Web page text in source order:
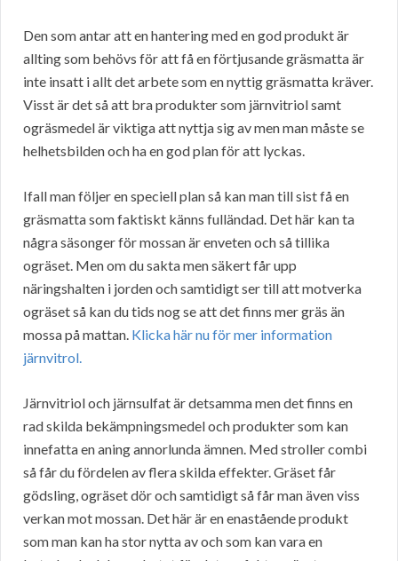
Den som antar att en hantering med en god produkt är
allting som behövs för att få en förtjusande gräsmatta är
inte insatt i allt det arbete som en nyttig gräsmatta kräver.
Visst är det så att bra produkter som järnvitriol samt
ogräsmedel är viktiga att nyttja sig av men man måste se
helhetsbilden och ha en god plan för att lyckas.
Ifall man följer en speciell plan så kan man till sist få en
gräsmatta som faktiskt känns fulländad. Det här kan ta
några säsonger för mossan är enveten och så tillika
ogräset. Men om du sakta men säkert får upp
näringshalten i jorden och samtidigt ser till att motverka
ogräset så kan du tids nog se att det finns mer gräs än
mossa på mattan. Klicka här nu för mer information
järnvitrol.
Järnvitriol och järnsulfat är detsamma men det finns en
rad skilda bekämpningsmedel och produkter som kan
innefatta en aning annorlunda ämnen. Med stroller combi
så får du fördelen av flera skilda effekter. Gräset får
gödsling, ogräset dör och samtidigt så får man även viss
verkan mot mossan. Det här är en enastående produkt
som man kan ha stor nytta av och som kan vara en